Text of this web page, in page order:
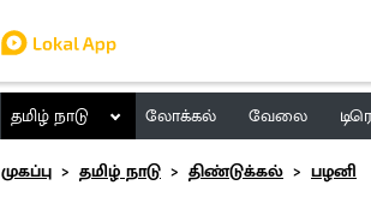
தமிழ் நாடு லோக்கல் வேலை
முகப்பு
தமிழ் நாடு திண்டுக்கல் பழனி